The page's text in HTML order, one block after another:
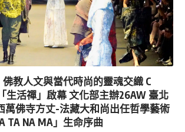
佛教人文與當代時尚的靈魂交織 C
生活禪」啟幕 文化部主辦26AW 臺北
萬佛寺方丈-法藏大和尚出任哲學藝術
TA NA MA」生命序曲